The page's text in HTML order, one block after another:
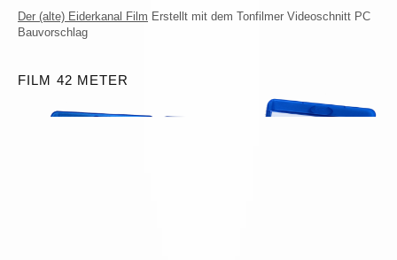
Der (alte) Eiderkanal Film Erstellt mit dem Tonfilmer Videoschnitt PC
Bauvorschlag
FILM 42 METER